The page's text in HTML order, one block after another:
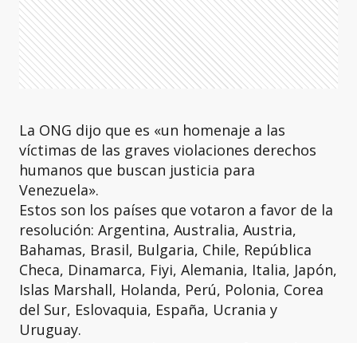
La ONG dijo que es «un homenaje a las
víctimas de las graves violaciones derechos
humanos que buscan justicia para
Venezuela».
Estos son los países que votaron a favor de la
resolución: Argentina, Australia, Austria,
Bahamas, Brasil, Bulgaria, Chile, República
Checa, Dinamarca, Fiyi, Alemania, Italia, Japón,
Islas Marshall, Holanda, Perú, Polonia, Corea
del Sur, Eslovaquia, España, Ucrania y
Uruguay.